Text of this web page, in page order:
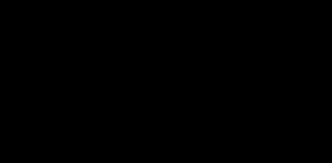
Прокат
Если